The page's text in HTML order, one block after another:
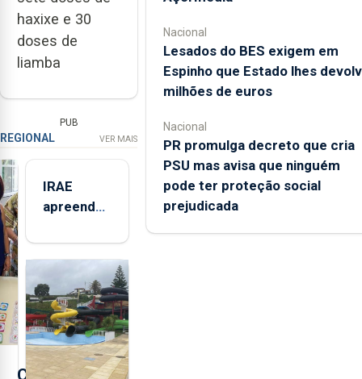
haxixe e 30
doses de
liamba
PUB
REGIONAL VER MAIS
C
IRAE
apreendeu
toneladas
de
alimentos
entre
2021 e
2025 nos
Açores
Nacional
Lesados do BES exigem em
Espinho que Estado lhes
milhões de euros
Nacional
PR promulga decreto que cria
PSU mas avisa que ninguém
pode ter proteção social
prejudicada